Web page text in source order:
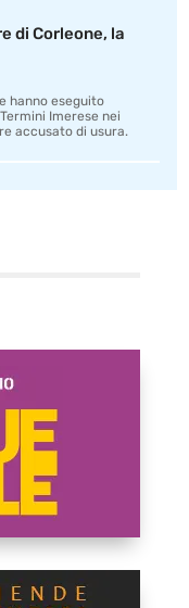
di Corleone, la
hanno eseguito
Imerese nei
accusato di usura.